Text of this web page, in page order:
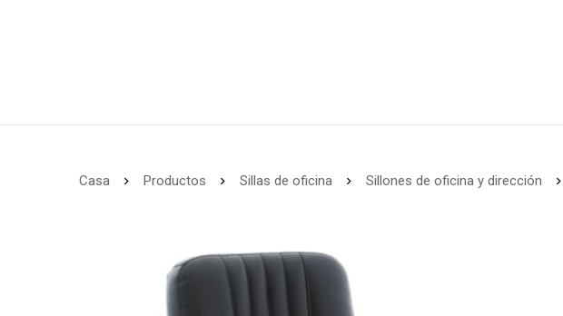
Casa Productos Sillas de oficina Sillones de oficina y dirección